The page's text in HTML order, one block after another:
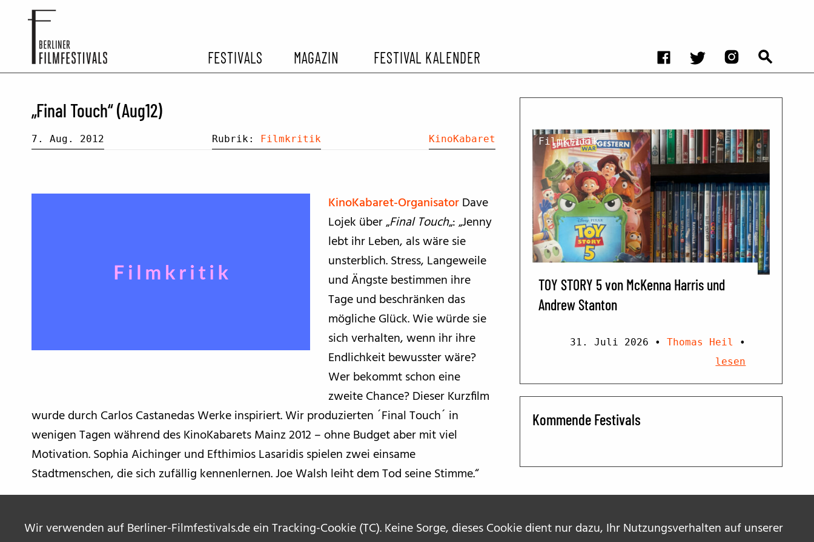
Wir verwenden auf Berliner-Filmfestivals.de ein Tracking-Cookie (TC). Keine Sorge, dieses Cookie dient nur dazu, Ihr Nutzungsverhalten auf unserer
FESTIVALS
ARCHIV EHEMALIGER FILMFESTIVALS
MAGAZIN
FESTIVALBERICHTE
FILMKRITIKEN
FILM- UND SERIEN-TIPPS
BFF ON THE ROAD
FESTIVAL KALENDER
„Final Touch“ (Aug12)
7. Aug. 2012 Rubrik: Filmkritik KinoKabaret
KinoKabaret-OrganisatorDave
Lojek über „Final Touch„: „Jenny
lebt ihr Leben, als wäre sie
unsterblich. Stress, Langeweile
und Ängste bestimmen ihre
Tage und beschränken das
mögliche Glück. Wie würde sie
sich verhalten, wenn ihr ihre
Endlichkeit bewusster wäre?
Wer bekommt schon eine
zweite Chance? Dieser Kurzfilm
wurde durch Carlos Castanedas Werke inspiriert. Wir produzierten ´Final Touch´ in
wenigen Tagen während des KinoKabarets Mainz 2012 – ohne Budget aber mit viel
Motivation. Sophia Aichinger und Efthimios Lasaridis spielen zwei einsame
Stadtmenschen, die sich zufällig kennenlernen. Joe Walsh leiht dem Tod seine Stimme.“
Filmkritik
TOY STORY 5 von McKenna Harris und
Andrew Stanton
31. Juli 2026 • Thomas Heil
•
lesen
Kommende Festivals